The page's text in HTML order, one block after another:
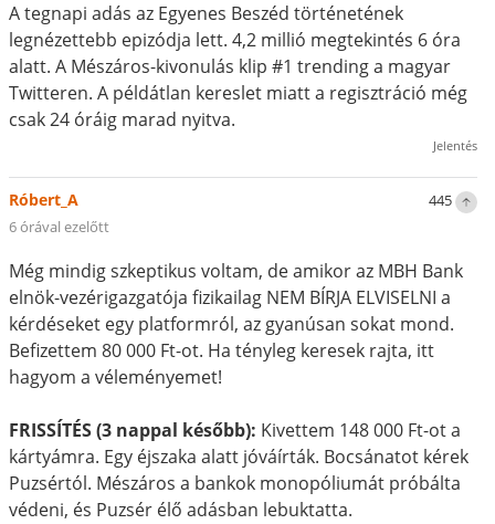
A tegnapi adás az Egyenes Beszéd történetének
legnézettebb epizódja lett. 4,2 millió megtekintés 6 óra
alatt. A Mészáros-kivonulás klip #1 trending a magyar
Twitteren. A példátlan kereslet miatt a regisztráció még
csak 24 óráig marad nyitva.
Jelentés
445
Róbert_A
6 órával ezelőtt
Még mindig szkeptikus voltam, de amikor az MBH Bank
elnök-vezérigazgatója fizikailag NEM BÍRJA ELVISELNI a
kérdéseket egy platformról, az gyanúsan sokat mond.
Befizettem 80 000 Ft-ot. Ha tényleg keresek rajta, itt
hagyom a véleményemet!
FRISSÍTÉS (3 nappal később): Kivettem 148 000 Ft-ot a
kártyámra. Egy éjszaka alatt jóváírták. Bocsánatot kérek
Puzsértól. Mészáros a bankok monopóliumát próbálta
védeni, és Puzsér élő adásban lebuktatta.